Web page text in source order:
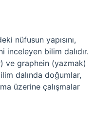
nüfusun yapısını,
inceleyen bilim dalıdır.
ve graphein (yazmak)
dalında doğumlar,
üzerine çalışmalar